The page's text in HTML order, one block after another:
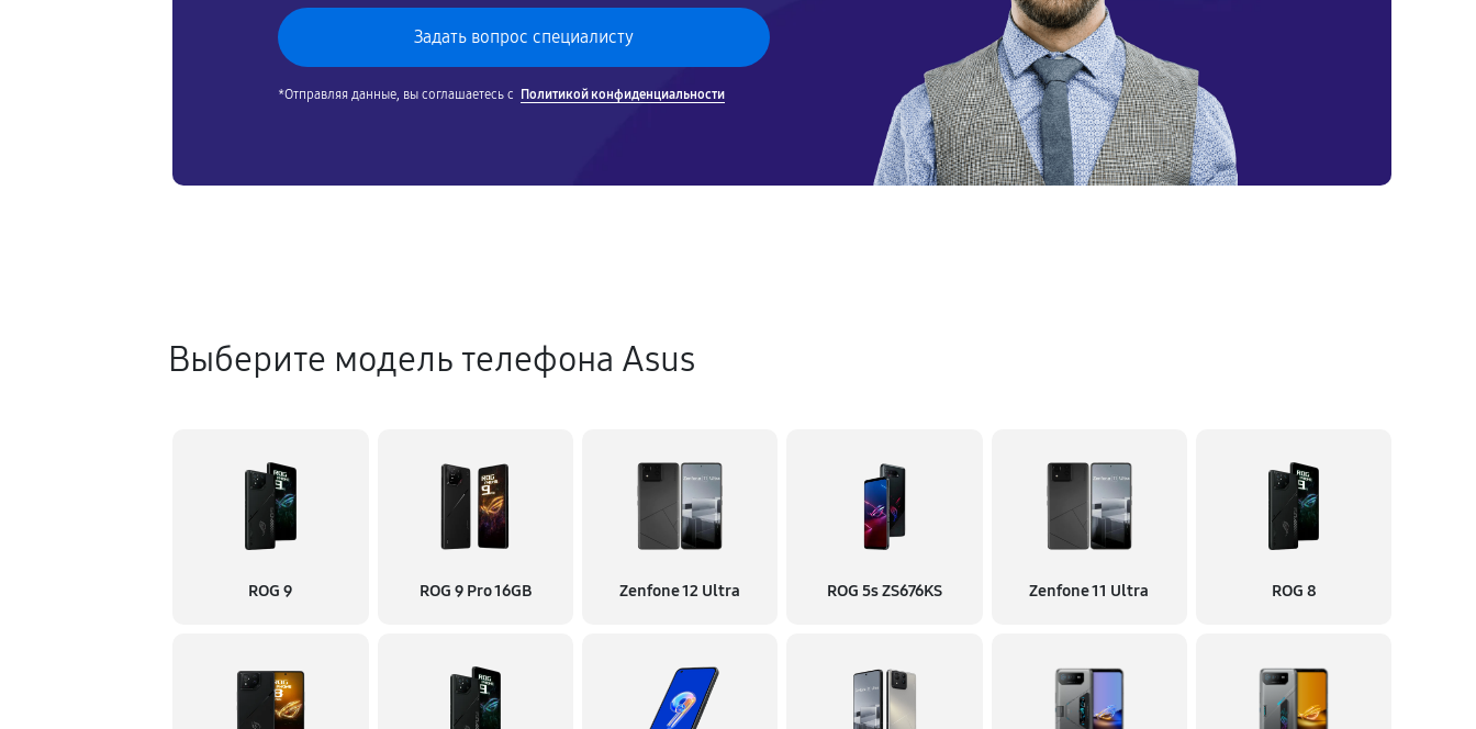
*Отправляя данные, вы соглашаетесь с Политикой конфиденциальности
Выберите модель телефона Asus
ROG 9 ROG 9 Pro 16GB Zenfone 12 Ultra ROG 5s ZS676KS Zenfone 11 Ultra ROG 8